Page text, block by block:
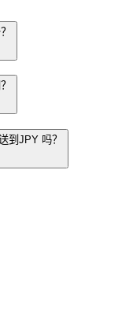
到JPY 吗？